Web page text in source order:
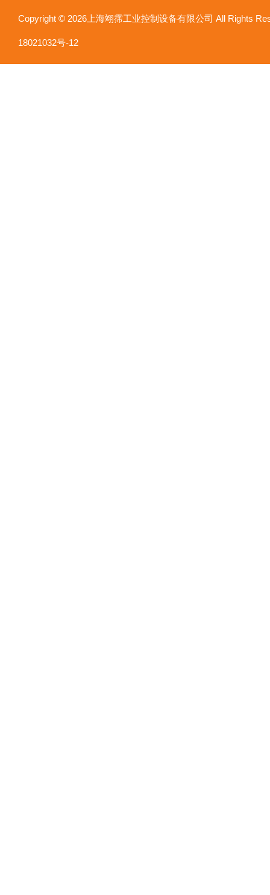
Copyright © 2026上海翊霈工业控制设备有限公司 All Rights
18021032号-12